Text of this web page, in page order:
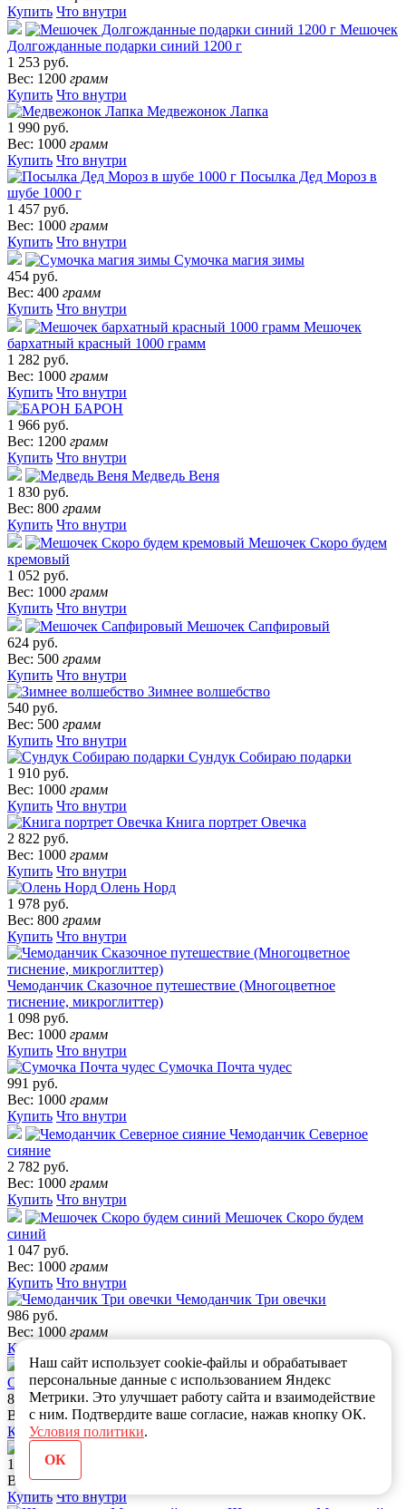
Купить Что внутри
Мешочек
Долгожданные подарки синий 1200 г
1 253 руб.
Вес: 1200 грамм
Купить Что внутри
Медвежонок Лапка
1 990 руб.
Вес: 1000 грамм
Купить Что внутри
Посылка Дед Мороз в
шубе 1000 г
1 457 руб.
Вес: 1000 грамм
Купить Что внутри
Сумочка магия зимы
454 руб.
Вес: 400 грамм
Купить Что внутри
Мешочек
бархатный красный 1000 грамм
1 282 руб.
Вес: 1000 грамм
Купить Что внутри
БАРОН
1 966 руб.
Вес: 1200 грамм
Купить Что внутри
Медведь Веня
1 830 руб.
Вес: 800 грамм
Купить Что внутри
Мешочек Скоро будем
кремовый
1 052 руб.
Вес: 1000 грамм
Купить Что внутри
Мешочек Сапфировый
624 руб.
Вес: 500 грамм
Купить Что внутри
Зимнее волшебство
540 руб.
Вес: 500 грамм
Купить Что внутри
Сундук Собираю подарки
1 910 руб.
Вес: 1000 грамм
Купить Что внутри
Книга портрет Овечка
2 822 руб.
Вес: 1000 грамм
Купить Что внутри
Олень Норд
1 978 руб.
Вес: 800 грамм
Купить Что внутри
Чемоданчик Сказочное путешествие (Многоцветное
тиснение, микроглиттер)
1 098 руб.
Вес: 1000 грамм
Купить Что внутри
Сумочка Почта чудес
991 руб.
Вес: 1000 грамм
Купить Что внутри
Чемоданчик Северное
сияние
2 782 руб.
Вес: 1000 грамм
Купить Что внутри
Мешочек Скоро будем
синий
1 047 руб.
Вес: 1000 грамм
Купить Что внутри
Чемоданчик Три овечки
986 руб.
Вес: 1000 грамм
Купить
Мешочек
Сказочная почта КРЕМОВЫЙ
890 руб.
Вес: 800грамм
Купить Что внутри
1 808 руб.
Вес: 1200грамм
Купить Что внутри
Наш сайт использует cookie-файлы и обрабатывает
персональные данные с использованием Яндекс
Метрики. Это улучшает работу сайта и взаимодействие
с ним. Подтвердите ваше согласие, нажав кнопку ОК.
Условия политики.
ОК